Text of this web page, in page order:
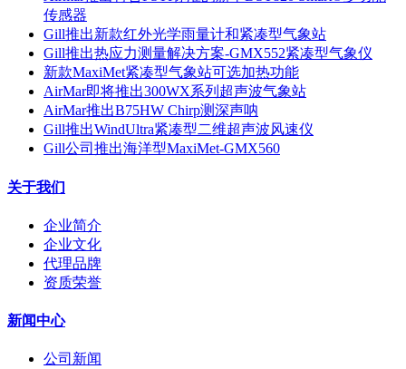
传感器
Gill推出新款红外光学雨量计和紧凑型气象站
Gill推出热应力测量解决方案-GMX552紧凑型气象仪
新款MaxiMet紧凑型气象站可选加热功能
AirMar即将推出300WX系列超声波气象站
AirMar推出B75HW Chirp测深声呐
Gill推出WindUltra紧凑型二维超声波风速仪
Gill公司推出海洋型MaxiMet-GMX560
关于我们
企业简介
企业文化
代理品牌
资质荣誉
新闻中心
公司新闻